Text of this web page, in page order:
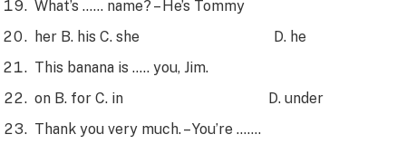
What’s …… name? – He’s Tommy
her B. his C. she D. he
This banana is ….. you, Jim.
on B. for C. in D. under
Thank you very much. – You’re …….